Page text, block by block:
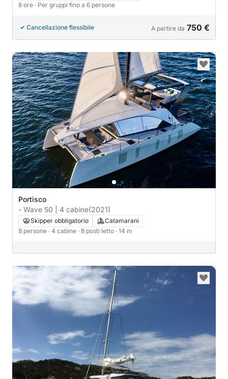
8 ore · Per gruppi fino a 6 persone
Cancellazione flessibile A partire da 750 €
Portisco
- Wave 50 | 4 cabine(2021)
Skipper obbligatorio
Catamarani
8 persone · 4 cabine · 8 posti letto · 14 m